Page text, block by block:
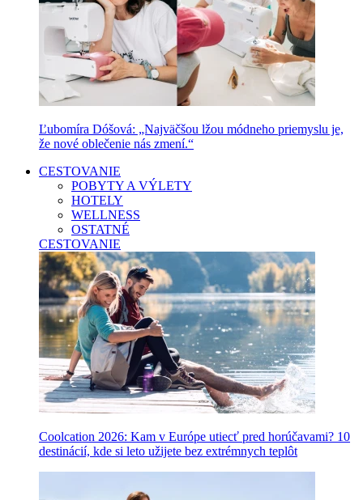
Ľubomíra Dóšová: „Najväčšou lžou módneho priemyslu je,
že nové oblečenie nás zmení.“
CESTOVANIE
POBYTY A VÝLETY
HOTELY
WELLNESS
OSTATNÉ
CESTOVANIE
Coolcation 2026: Kam v Európe utiecť pred horúčavami? 10
destinácií, kde si leto užijete bez extrémnych teplôt